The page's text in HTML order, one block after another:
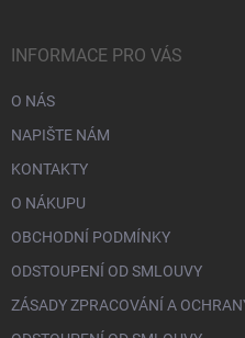
INFORMACE PRO VÁS
O NÁS
NAPIŠTE NÁM
KONTAKTY
O NÁKUPU
OBCHODNÍ PODMÍNKY
ODSTOUPENÍ OD SMLOUVY
ZÁSADY ZPRACOVÁNÍ A